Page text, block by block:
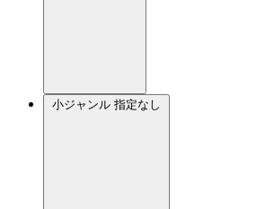
小ジャンル 指定なし